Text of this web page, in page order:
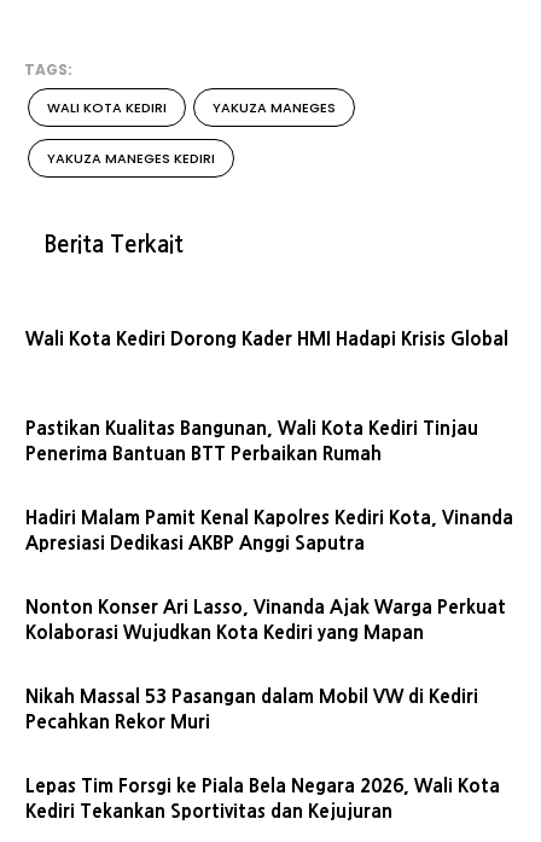
TAGS:
WALI KOTA KEDIRI YAKUZA MANEGES
YAKUZA MANEGES KEDIRI
Berita Terkait
Wali Kota Kediri Dorong Kader HMI Hadapi Krisis Global
Pastikan Kualitas Bangunan, Wali Kota Kediri Tinjau
Penerima Bantuan BTT Perbaikan Rumah
Hadiri Malam Pamit Kenal Kapolres Kediri Kota, Vinanda
Apresiasi Dedikasi AKBP Anggi Saputra
Nonton Konser Ari Lasso, Vinanda Ajak Warga Perkuat
Kolaborasi Wujudkan Kota Kediri yang Mapan
Nikah Massal 53 Pasangan dalam Mobil VW di Kediri
Pecahkan Rekor Muri
Lepas Tim Forsgi ke Piala Bela Negara 2026, Wali Kota
Kediri Tekankan Sportivitas dan Kejujuran